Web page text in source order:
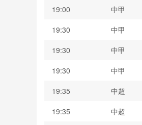
19:00
中甲
19:30
中甲
19:30
中甲
19:30
中甲
19:35
中超
19:35
中超